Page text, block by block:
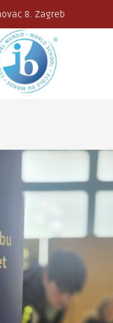
8. Zagreb